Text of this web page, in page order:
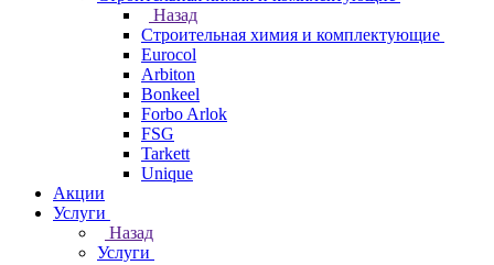
Назад
Строительная химия и комплектующие
Eurocol
Arbiton
Bonkeel
Forbo Arlok
FSG
Tarkett
Unique
Акции
Услуги
Назад
Услуги